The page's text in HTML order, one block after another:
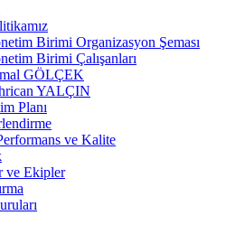
Birimi Organizasyon Şeması
Birimi Çalışanları
GÖLÇEK
YALÇIN
Planı
ve Kalite
ve Ekipler